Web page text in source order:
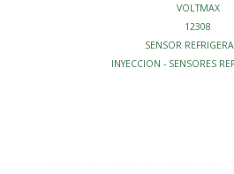
VOLTMAX
12308
SENSOR
INYECCION - SENSORES